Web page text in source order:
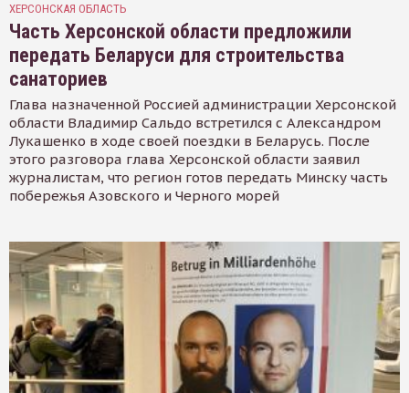
ХЕРСОНСКАЯ ОБЛАСТЬ
Часть Херсонской области предложили
передать Беларуси для строительства
санаториев
Глава назначенной Россией администрации Херсонской
области Владимир Сальдо встретился с Александром
Лукашенко в ходе своей поездки в Беларусь. После
этого разговора глава Херсонской области заявил
журналистам, что регион готов передать Минску часть
побережья Азовского и Черного морей